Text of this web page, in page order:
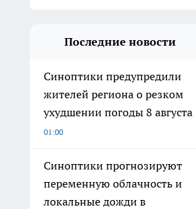
Последние новости
Синоптики предупредили
жителей региона о резком
ухудшении погоды 8 августа
01:00
Синоптики прогнозируют
переменную облачность и
локальные дожди в